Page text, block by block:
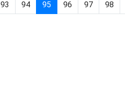
93 94 95 96 97 98